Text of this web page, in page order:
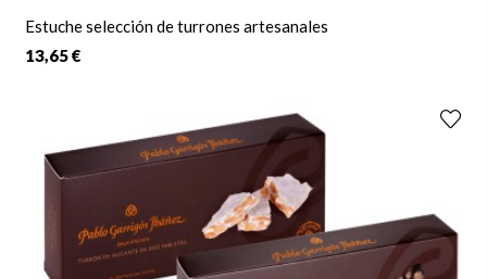
Estuche selección de turrones artesanales
13,65 €